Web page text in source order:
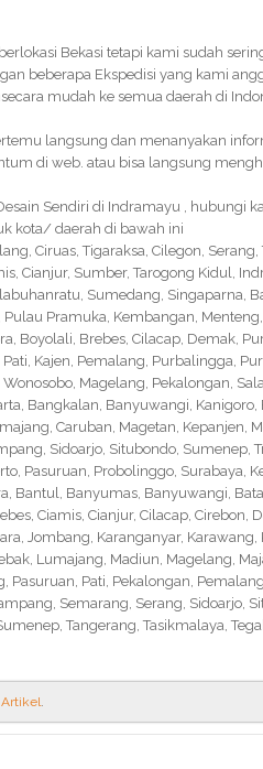
Bekasi tetapi kami sudah
beberapa Ekspedisi yang kami
mudah ke semua daerah di
langsung dan menanyakan
di web. atau bisa langsung
Sendiri di Indramayu , hubungi
kota/ daerah di bawah ini
Ciruas, Tigaraksa, Cilegon,
Cianjur, Sumber, Tarogong Kidul,
Sumedang, Singaparna,
Pramuka, Kembangan,
Boyolali, Brebes, Cilacap, Demak,
Kajen, Pemalang, Purbalingga,
Magelang, Pekalongan,
Bangkalan, Banyuwangi,
Caruban, Magetan, Kepanjen,
Sidoarjo, Situbondo, Sumenep,
Pasuruan, Probolinggo, Surabaya,
Bantul, Banyumas, Banyuwangi,
Ciamis, Cianjur, Cilacap, Cirebon,
Jombang, Karanganyar,
Lumajang, Madiun, Magelang,
Pasuruan, Pati, Pekalongan,
Semarang, Serang, Sidoarjo,
Tangerang, Tasikmalaya,
Artikel.